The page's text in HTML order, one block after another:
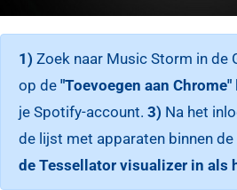
1) Zoek naar Music Storm in de
op de "Toevoegen aan Chrome"
je Spotify-account. 3) Na het
de lijst met apparaten binnen
de Tessellator visualizer in als